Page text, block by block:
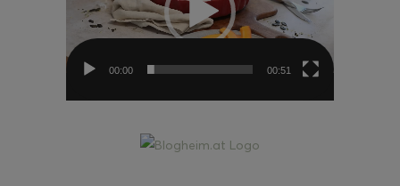
00:00 00:51